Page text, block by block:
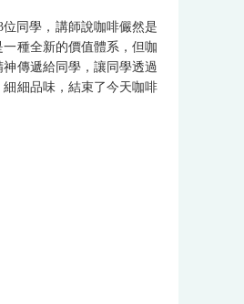
同學，講師說咖啡儼然是
種全新的價值體系，但咖
傳遞給同學，讓同學透過
細品味，結束了今天咖啡